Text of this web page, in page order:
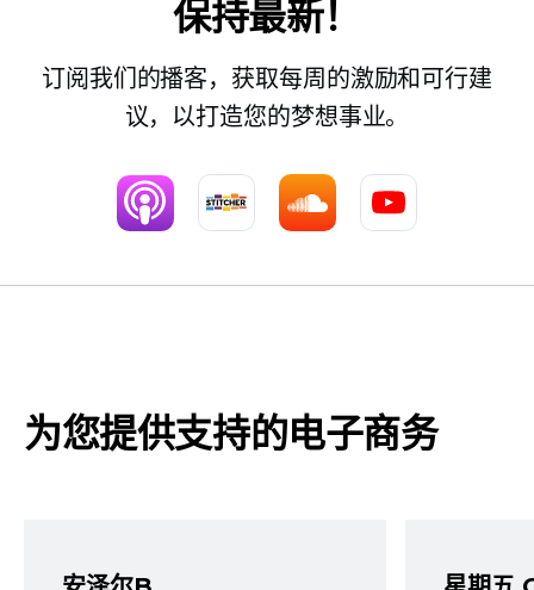
保持最新！
订阅我们的播客，获取每周的激励和可行建
议，以打造您的梦想事业。
为您提供支持的电子商务